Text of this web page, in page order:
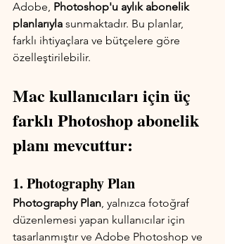
Adobe, Photoshop'u aylık abonelik
planlarıyla sunmaktadır. Bu planlar,
farklı ihtiyaçlara ve bütçelere göre
özelleştirilebilir.
Mac kullanıcıları için üç
farklı Photoshop abonelik
planı mevcuttur:
1. Photography Plan
Photography Plan , yalnızca fotoğraf
düzenlemesi yapan kullanıcılar için
tasarlanmıştır ve Adobe Photoshop ve